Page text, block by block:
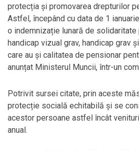
protecția și promovarea drepturilor
Astfel, începând cu data de 1
o indemnizație lunară de
handicap vizual grav, handicap grav
care au și calitatea de pensionar
anunțat Ministerul Muncii, într-un
Potrivit sursei citate, prin aceste
protecție socială echitabilă și se
acestor persoane astfel încât
anual.